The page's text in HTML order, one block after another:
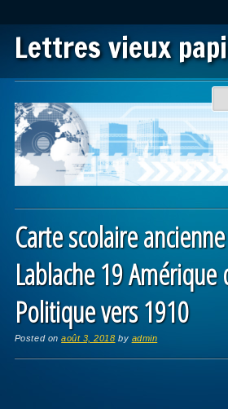
Lettres vieux
Main menu
Carte scolaire
Lablache 19
Politique vers 1910
Posted onaoût 3, 2018 by admin